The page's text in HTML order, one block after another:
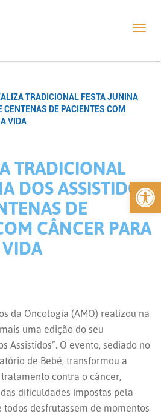
Abrir
TRADICIONAL FESTA JUNINA
CENTENAS DE PACIENTES COM
VIDA
TRADICIONAL
DOS ASSISTIDOS
DE
CÂNCER PARA
VIDA
da Oncologia (AMO) realizou na
uma edição do seu
Assistidos”. O evento, sediado no
de Bebé, transformou a
contra o câncer,
dificuldades impostas pela
desfrutassem de momentos